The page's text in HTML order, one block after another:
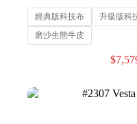
經典版科技布 升級版科
磨沙生態牛皮
$